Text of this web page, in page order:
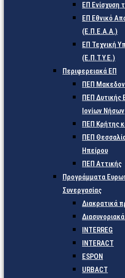
ΕΠ Ενίσχυση
ΕΠ Εθνικό
(Ε.Π.Ε.Α.Α.)
ΕΠ Τεχνική
(Ε.Π.Τ.Υ.Ε.)
Περιφερειακά ΕΠ
ΠΕΠ
ΠΕΠ Δυτικής
Ιονίων Νήσων
ΠΕΠ Κρήτης
ΠΕΠ
Ηπείρου
ΠΕΠ Αττικής
Προγράμματα
Συνεργασίας
Διακρατικά
INTERREG
INTERACT
ESPON
URBACT